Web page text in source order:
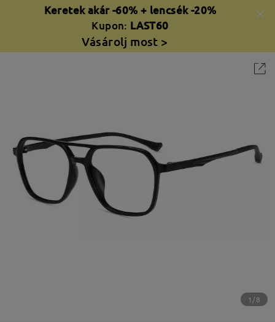
Keretek akár -60% + lencsék -20%
Kupon: LAST60
Vásárolj most >
1/8